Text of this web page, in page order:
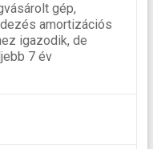
gép,
amortizációs
igazodik, de
7 év